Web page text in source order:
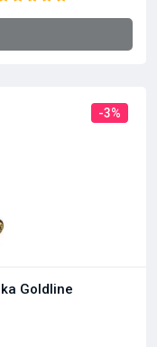
-3%
Goldline